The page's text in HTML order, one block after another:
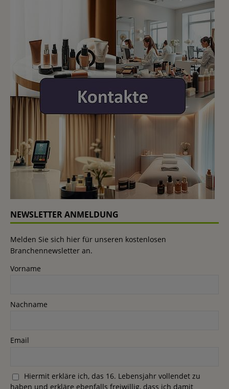
NEWSLETTER ANMELDUNG
Melden Sie sich hier für unseren kostenlosen
Branchennewsletter an.
Vorname
Nachname
Email
Hiermit erkläre ich, das 16. Lebensjahr vollendet zu
haben und erkläre ebenfalls freiwillig, dass ich damit